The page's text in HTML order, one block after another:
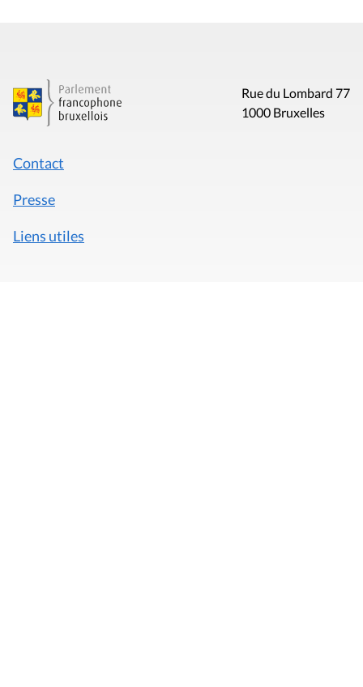
Rue du Lombard 77
1000 Bruxelles
Contact
Presse
Liens utiles